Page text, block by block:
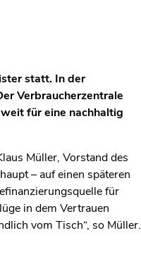
statt. In der
Verbraucherzentrale
für eine nachhaltig
Müller, Vorstand des
– auf einen späteren
für
in dem Vertrauen
vom Tisch“, so Müller.